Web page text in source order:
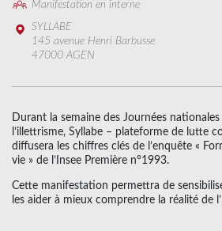
Manifestation en interne
SYLLABE
145 avenue Henri Barbusse
47000 AGEN
Durant la semaine des Journées
l’illettrisme, Syllabe – plateforme de lutte
diffusera les chiffres clés de l’enquête «
vie » de l’Insee Première n°1993.
Cette manifestation permettra de
les aider à mieux comprendre la réalité de